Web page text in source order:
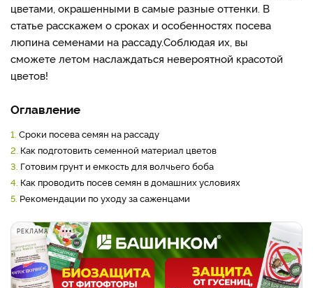
цветами, окрашенными в самые разные оттенки. В
статье расскажем о сроках и особенностях посева
люпина семенами на рассаду.Соблюдая их, вы
сможете летом наслаждаться невероятной красотой
цветов!
Оглавление
1. Сроки посева семян на рассаду
2. Как подготовить семенной материал цветов
3. Готовим грунт и емкость для волчьего боба
4. Как проводить посев семян в домашних условиях
5. Рекомендации по уходу за саженцами
РЕКЛАМА